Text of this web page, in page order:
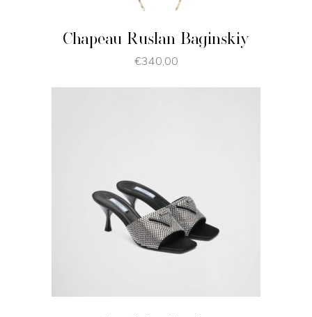
Chapeau Ruslan Baginskiy
€340,00
JE SHOPPE